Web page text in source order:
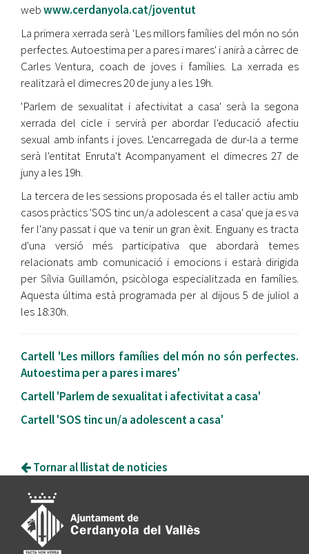
webwww.cerdanyola.cat/joventut
La primera xerrada serà 'Les millors famílies del món no són
perfectes. Autoestima per a pares i mares' i anirà a càrrec de
Carles Ventura, coach de joves i famílies. La xerrada es
realitzarà el dimecres 20 de juny a les 19h.
'Parlem de sexualitat i afectivitat a casa' serà la segona
xerrada del cicle i servirà per abordar l'educació afectiu
sexual amb infants i joves. L'encarregada de dur-la a terme
serà l'entitat Enruta't Acompanyament el dimecres 27 de
juny a les 19h.
La tercera de les sessions proposada és el taller actiu amb
casos pràctics 'SOS tinc un/a adolescent a casa' que ja es va
fer l'any passat i que va tenir un gran èxit. Enguany es tracta
d'una versió més participativa que abordarà temes
relacionats amb comunicació i emocions i estarà dirigida
per Sílvia Guillamón, psicòloga especialitzada en famílies.
Aquesta última està programada per al dijous 5 de juliol a
les 18:30h.
Cartell 'Les millors famílies del món no són perfectes.
Autoestima per a pares i mares'
Cartell 'Parlem de sexualitat i afectivitat a casa'
Cartell 'SOS tinc un/a adolescent a casa'
Tornar al llistat de noticies